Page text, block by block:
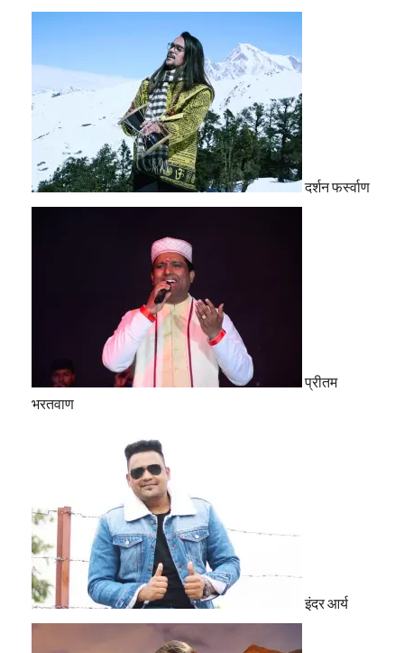
दर्शन फर्स्वाण
प्रीतम
भरतवाण
इंदर आर्य